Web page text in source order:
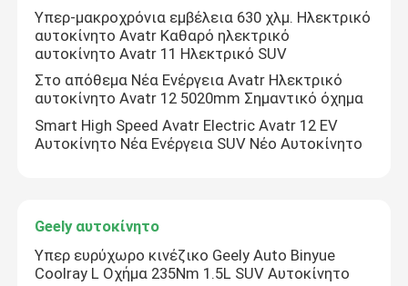
Υπερ-μακροχρόνια εμβέλεια 630 χλμ. Ηλεκτρικό
αυτοκίνητο Avatr Καθαρό ηλεκτρικό
αυτοκίνητο Avatr 11 Ηλεκτρικό SUV
Στο απόθεμα Νέα Ενέργεια Avatr Ηλεκτρικό
αυτοκίνητο Avatr 12 5020mm Σημαντικό όχημα
Smart High Speed Avatr Electric Avatr 12 EV
Αυτοκίνητο Νέα Ενέργεια SUV Νέο Αυτοκίνητο
Geely αυτοκίνητο
Υπερ ευρύχωρο κινέζικο Geely Auto Binyue
Coolray L Οχήμα 235Nm 1.5L SUV Αυτοκίνητο